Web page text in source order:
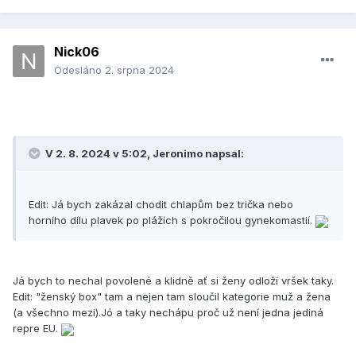
Nick06
Odesláno 2. srpna 2024
V 2. 8. 2024 v 5:02, Jeronimo napsal:
Edit: Já bych zakázal chodit chlapům bez trička nebo
horního dílu plavek po plážích s pokročilou gynekomastií.
Já bych to nechal povolené a klidně ať si ženy odloží vršek taky.
Edit: "ženský box" tam a nejen tam sloučil kategorie muž a žena
(a všechno mezi).Jó a taky nechápu proč už není jedna jediná
repre EU.